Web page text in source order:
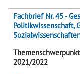
Fachbrief Nr. 45 -
Politikwissenschaft,
2021/2022